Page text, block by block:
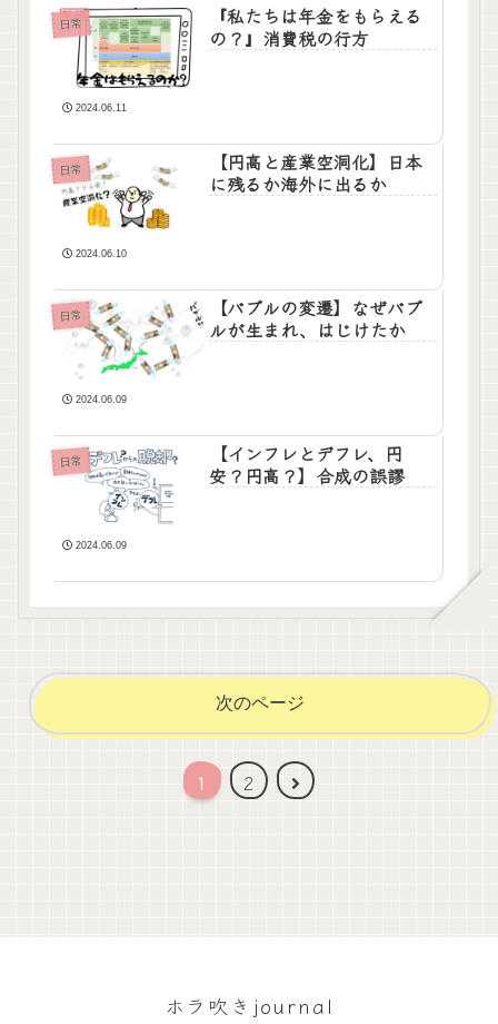
日常
『私たちは年金をもらえる
の？』消費税の行方
2024.06.11
日常
【円高と産業空洞化】日本
に残るか海外に出るか
2024.06.10
日常
【バブルの変遷】なぜバブ
ルが生まれ、はじけたか
2024.06.09
日常
【インフレとデフレ、円
安？円高？】合成の誤謬
2024.06.09
次のページ
1 2
次
ホラ吹きjournal